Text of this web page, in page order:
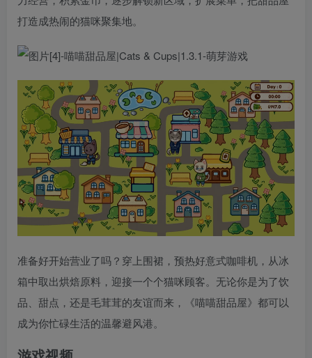
打造成热闹的猫咪聚集地。
准备好开始营业了吗？穿上围裙，预热好意式咖啡机，从冰
箱中取出烘焙原料，迎接一个个猫咪顾客。无论你是为了饮
品、甜点，还是毛茸茸的友谊而来，《喵喵甜品屋》都可以
成为你忙碌生活的温馨避风港。